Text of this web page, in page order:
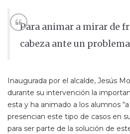
Para animar a mirar de
cabeza ante un
Inaugurada por el alcalde, Jesús
durante su intervención la
esta y ha animado a los alumnos
presencian este tipo de casos en
para ser parte de la solución de